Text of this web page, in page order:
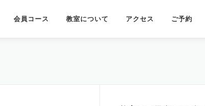
会員コース 教室について アクセス ご予約